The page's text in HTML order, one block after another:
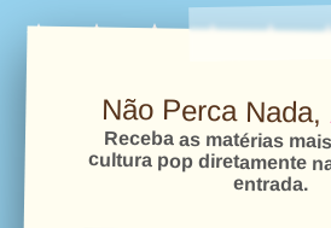
Não Perca Nada,
Receba as matérias
cultura pop diretamente
entrada.